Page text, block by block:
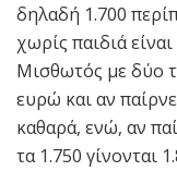
δηλαδή 1.700
χωρίς παιδιά
Μισθωτός με δύο
ευρώ και αν
καθαρά, ενώ, αν
τα 1.750 γίνονται